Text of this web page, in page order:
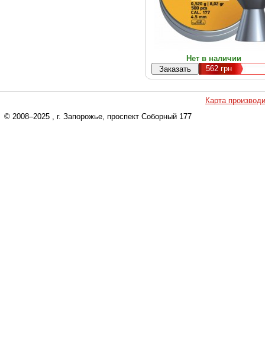
Нет в наличии
562грн
Карта
© 2008–2025 , г. Запорожье, проспект Соборный 177